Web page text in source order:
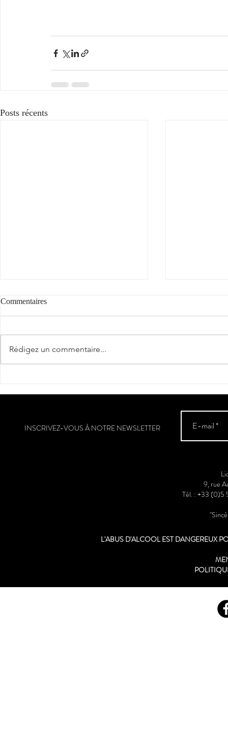
Posts récents
"Cantèra"
Commentaires
Rédigez un commentaire...
INSCRIVEZ-VOUS À NOTRE NEWSLETTER
9, rue
Tél. : +33
L'ABUS D'ALCOOL EST DANGEREUX